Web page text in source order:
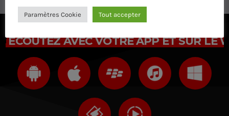
ÉCOUTEZ AVEC VOTRE APP ET SUR LE
Paramètres Cookie Tout accepter